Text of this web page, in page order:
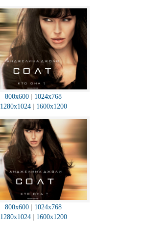
800x600
1024x768
1280x1024| 1600x1200
800x600
1024x768
1280x1024| 1600x1200